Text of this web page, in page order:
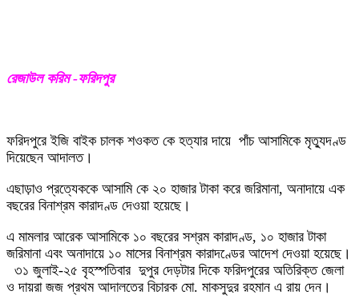
রেজাউল করিম -ফরিদপুর
ফরিদপুরে ইজি বাইক চালক শওকত কে হত্যার দায়ে পাঁচ আসামিকে মৃত্যুদণ্ড
দিয়েছেন আদালত।
এছাড়াও প্রত্যেককে আসামি কে ২০ হাজার টাকা করে জরিমানা, অনাদায়ে এক
বছরের বিনাশ্রম কারাদণ্ড দেওয়া হয়েছে।
এ মামলার আরেক আসামিকে ১০ বছরের সশ্রম কারাদণ্ড, ১০ হাজার টাকা
জরিমানা এবং অনাদায়ে ১০ মাসের বিনাশ্রম কারাদণ্ডের আদেশ দেওয়া হয়েছে।
৩১ জুলাই-২৫ বৃহস্পতিবার দুপুর দেড়টার দিকে ফরিদপুরের অতিরিক্ত জেলা
ও দায়রা জজ প্রথম আদালতের বিচারক মো. মাকসুদুর রহমান এ রায় দেন।